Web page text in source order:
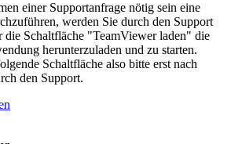
einer Supportanfrage nötig sein eine
werden Sie durch den Support
die Schaltfläche "TeamViewer laden" die
herunterzuladen und zu starten.
Schaltfläche also bitte erst nach
den Support.